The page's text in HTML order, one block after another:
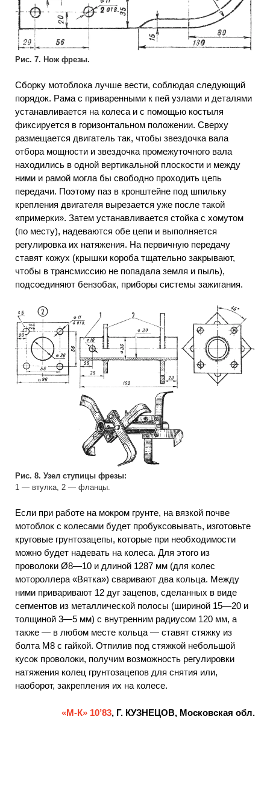
Рис. 7. Нож фрезы.
Сборку мотоблока лучше вести, соблюдая следующий
порядок. Рама с приваренными к пей узлами и деталями
устанавливается на колеса и с помощью костыля
фиксируется в горизонтальном положении. Сверху
размещается двигатель так, чтобы звездочка вала
отбора мощности и звездочка промежуточного вала
находились в одной вертикальной плоскости и между
ними и рамой могла бы свободно проходить цепь
передачи. Поэтому паз в кронштейне под шпильку
крепления двигателя вырезается уже после такой
«примерки». Затем устанавливается стойка с хомутом
(по месту), надеваются обе цепи и выполняется
регулировка их натяжения. На первичную передачу
ставят кожух (крышки короба тщательно закрывают,
чтобы в трансмиссию не попадала земля и пыль),
подсоединяют бензобак, приборы системы зажигания.
Рис. 8. Узел ступицы фрезы:
1 — втулка, 2 — фланцы.
Если при работе на мокром грунте, на вязкой почве
мотоблок с колесами будет пробуксовывать, изготовьте
круговые грунтозацепы, которые при необходимости
можно будет надевать на колеса. Для этого из
проволоки Ø8—10 и длиной 1287 мм (для колес
мотороллера «Вятка») сваривают два кольца. Между
ними приваривают 12 дуг зацепов, сделанных в виде
сегментов из металлической полосы (шириной 15—20 и
толщиной 3—5 мм) с внутренним радиусом 120 мм, а
также — в любом месте кольца — ставят стяжку из
болта М8 с гайкой. Отпилив под стяжкой небольшой
кусок проволоки, получим возможность регулировки
натяжения колец грунтозацепов для снятия или,
наоборот, закрепления их на колесе.
«М-К» 10’83, Г. КУЗНЕЦОВ, Московская обл.